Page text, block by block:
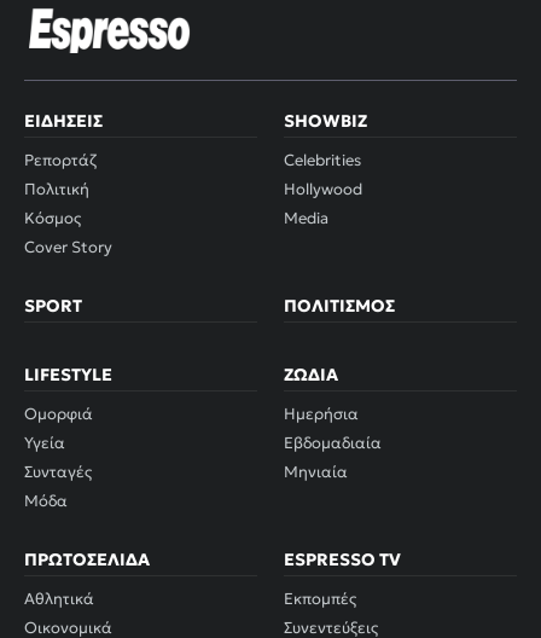
ΕΙΔΉΣΕΙΣ
Ρεπορτάζ
Πολιτική
Κόσμος
Cover Story
SHOWBIZ
Celebrities
Hollywood
Media
SPORT ΠΟΛΙΤΙΣΜΌΣ
LIFESTYLE
Ομορφιά
Υγεία
Συνταγές
Μόδα
ΖΏΔΙΑ
Ημερήσια
Εβδομαδιαία
Μηνιαία
ΠΡΩΤΟΣΈΛΙΔΑ
Αθλητικά
Οικονομικά
ESPRESSO TV
Εκπομπές
Συνεντεύξεις